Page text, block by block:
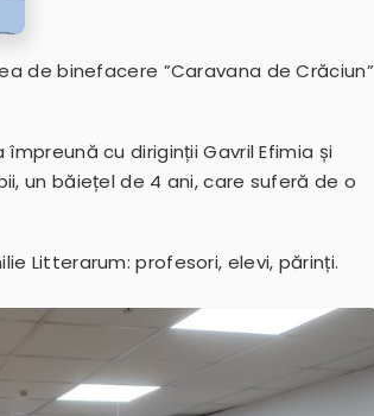
de binefacere ”Caravana de Crăciun”
cu diriginții Gavril Efimia și
un băiețel de 4 ani, care suferă de o
Litterarum: profesori, elevi, părinți.